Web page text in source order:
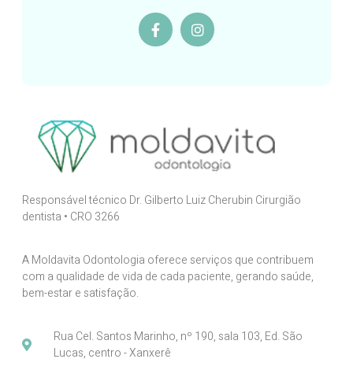
Responsável técnico Dr. Gilberto Luiz Cherubin Cirurgião
dentista • CRO 3266
A Moldavita Odontologia oferece serviços que contribuem
com a qualidade de vida de cada paciente, gerando saúde,
bem-estar e satisfação.
Rua Cel. Santos Marinho, nº 190, sala 103, Ed. São
Lucas, centro - Xanxerê